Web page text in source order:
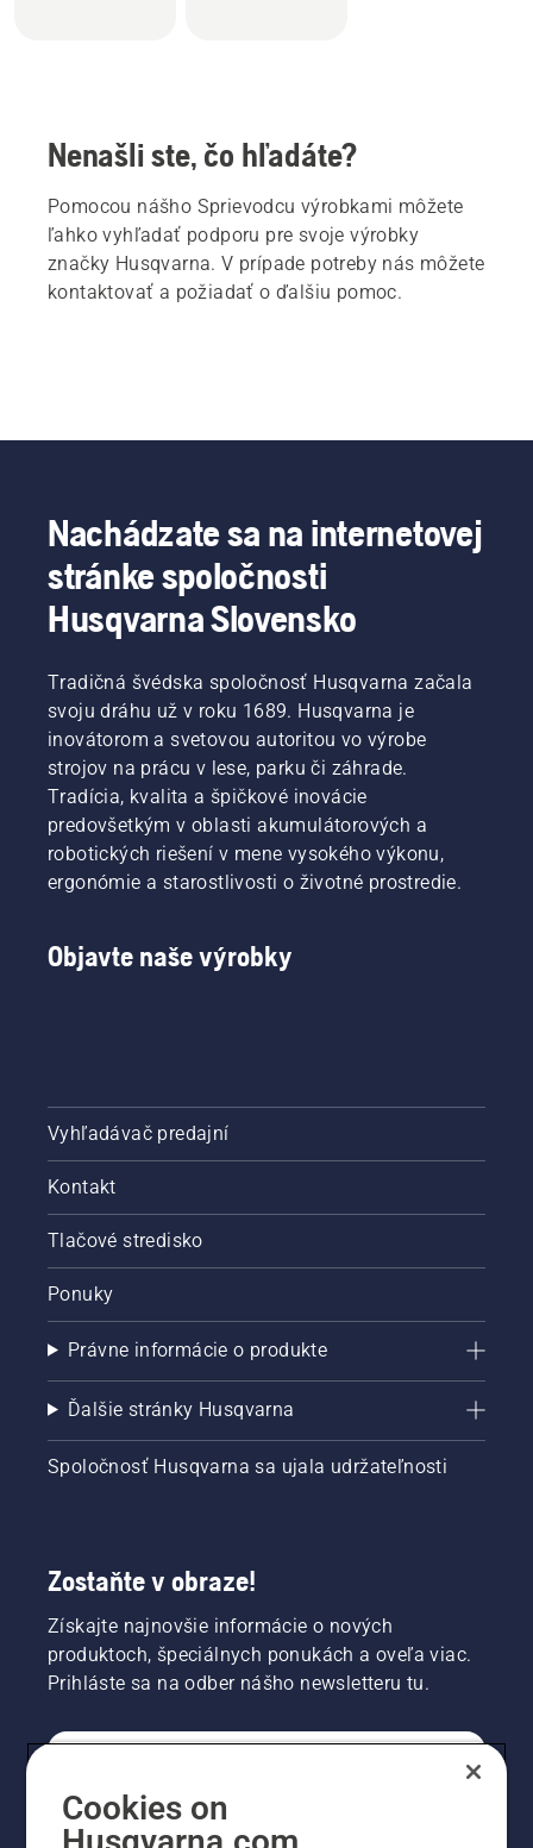
Nenašli ste, čo hľadáte?
Pomocou nášho Sprievodcu výrobkami môžete
ľahko vyhľadať podporu pre svoje výrobky
značky Husqvarna. V prípade potreby nás môžete
kontaktovať a požiadať o ďalšiu pomoc.
Nachádzate sa na internetovej
stránke spoločnosti
Husqvarna Slovensko
Tradičná švédska spoločnosť Husqvarna začala
svoju dráhu už v roku 1689. Husqvarna je
inovátorom a svetovou autoritou vo výrobe
strojov na prácu v lese, parku či záhrade.
Tradícia, kvalita a špičkové inovácie
predovšetkým v oblasti akumulátorových a
robotických riešení v mene vysokého výkonu,
ergonómie a starostlivosti o životné prostredie.
Objavte naše výrobky
Vyhľadávač predajní
Kontakt
Tlačové stredisko
Ponuky
Právne informácie o produkte
Ďalšie stránky Husqvarna
Spoločnosť Husqvarna sa ujala udržateľnosti
Zostaňte v obraze!
Získajte najnovšie informácie o nových
produktoch, špeciálnych ponukách a oveľa viac.
Prihláste sa na odber nášho newsletteru tu.
Cookies on